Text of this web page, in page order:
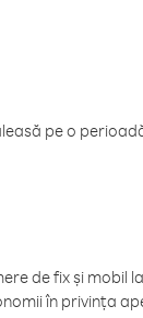
pe o
de fix și mobil
în privința